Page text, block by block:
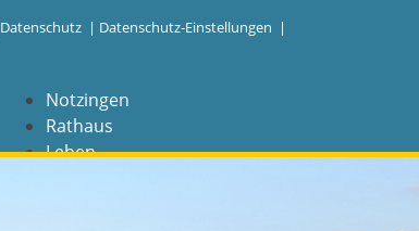
Datenschutz | Datenschutz-Einstellungen |
Notzingen
Rathaus
Leben